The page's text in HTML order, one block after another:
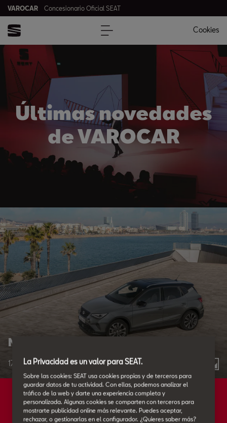
VAROCAR Concesionario Oficial SEAT
Cookies
Últimas novedades
de VAROCAR
Nuevo SEAT Arona FR Limited Edition.
17.09.2024
La Privacidad es un valor para SEAT.
Sobre las cookies: SEAT usa cookies propias y de terceros para
guardar datos de tu actividad. Con ellas, podemos analizar el
tráfico de la web y darte una experiencia completa y
personalizada. Algunas cookies se comparten con terceros para
mostrarte publicidad online más relevante. Puedes aceptar,
rechazar, o gestionarlas en el configurador. ¿Quieres saber más?